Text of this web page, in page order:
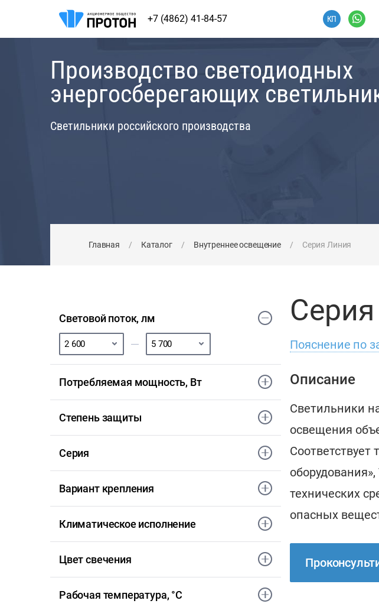
+7 (4862) 41-84-57
Производство светодиодных
энергосберегающих
Светильники российского производства
Главная / Каталог / Внутреннее освещение / Серия Линия
Световой поток, лм
Потребляемая мощность, Вт
Степень защиты
Серия
Вариант крепления
Климатическое исполнение
Цвет свечения
Рабочая температура, °С
Пояснение по
Описание
Светильники
освещения
технических
опасных